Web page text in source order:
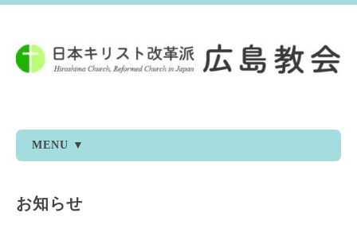
MENU ▼
お知らせ